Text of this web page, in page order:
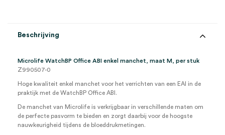
(1)
Beschrijving
Microlife WatchBP Office ABI enkel manchet, maat M, per stuk
Z990507-0
Hoge kwaliteit enkel manchet voor het verrichten van een EAI in de
praktijk met de WatchBP Office ABI.
De manchet van Microlife is verkrijgbaar in verschillende maten om
de perfecte pasvorm te bieden en zorgt daarbij voor de hoogste
nauwkeurigheid tijdens de bloeddrukmetingen.